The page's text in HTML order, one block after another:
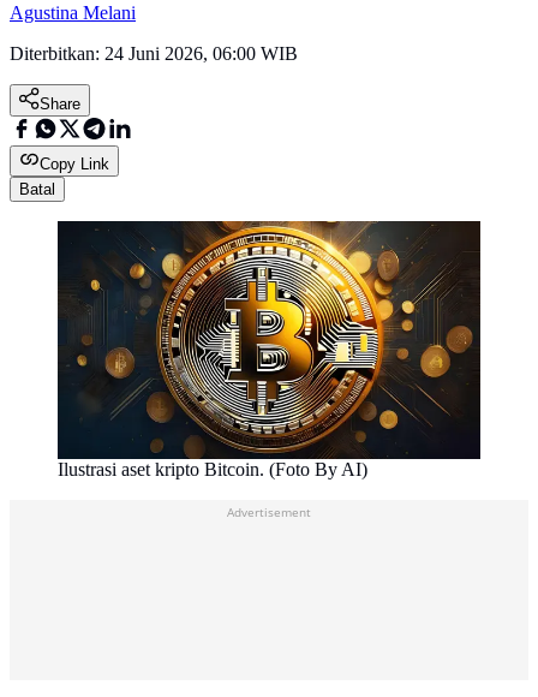
Agustina Melani
Diterbitkan: 24 Juni 2026, 06:00 WIB
Share
Copy Link
Batal
Ilustrasi aset kripto Bitcoin. (Foto By AI)
Advertisement